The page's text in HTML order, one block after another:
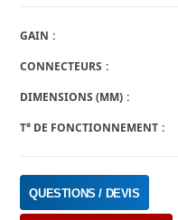
GAIN
CONNECTEURS
DIMENSIONS (MM)
T° DE FONCTIONNEMENT
QUESTIONS / DEVIS